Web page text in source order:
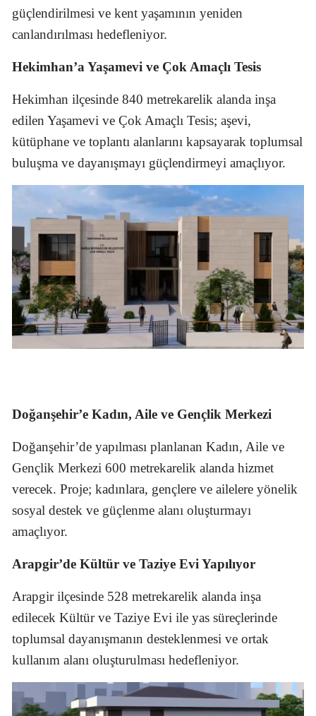
güçlendirilmesi ve kent yaşamının yeniden
canlandırılması hedefleniyor.
Hekimhan’a Yaşamevi ve Çok Amaçlı Tesis
Hekimhan ilçesinde 840 metrekarelik alanda inşa
edilen Yaşamevi ve Çok Amaçlı Tesis; aşevi,
kütüphane ve toplantı alanlarını kapsayarak toplumsal
buluşma ve dayanışmayı güçlendirmeyi amaçlıyor.
Doğanşehir’e Kadın, Aile ve Gençlik Merkezi
Doğanşehir’de yapılması planlanan Kadın, Aile ve
Gençlik Merkezi 600 metrekarelik alanda hizmet
verecek. Proje; kadınlara, gençlere ve ailelere yönelik
sosyal destek ve güçlenme alanı oluşturmayı
amaçlıyor.
Arapgir’de Kültür ve Taziye Evi Yapılıyor
Arapgir ilçesinde 528 metrekarelik alanda inşa
edilecek Kültür ve Taziye Evi ile yas süreçlerinde
toplumsal dayanışmanın desteklenmesi ve ortak
kullanım alanı oluşturulması hedefleniyor.